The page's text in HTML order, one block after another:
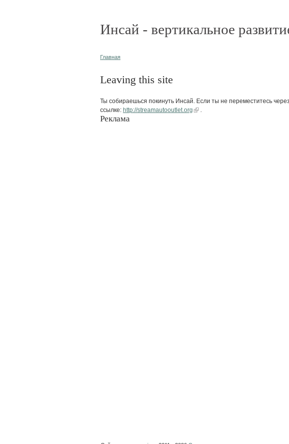
Инсай - вертикальное
Главная
Leaving this site
Ты собираешься покинуть Инсай. Если ты не переместитесь
ссылке: http://streamautooutlet.org
Реклама